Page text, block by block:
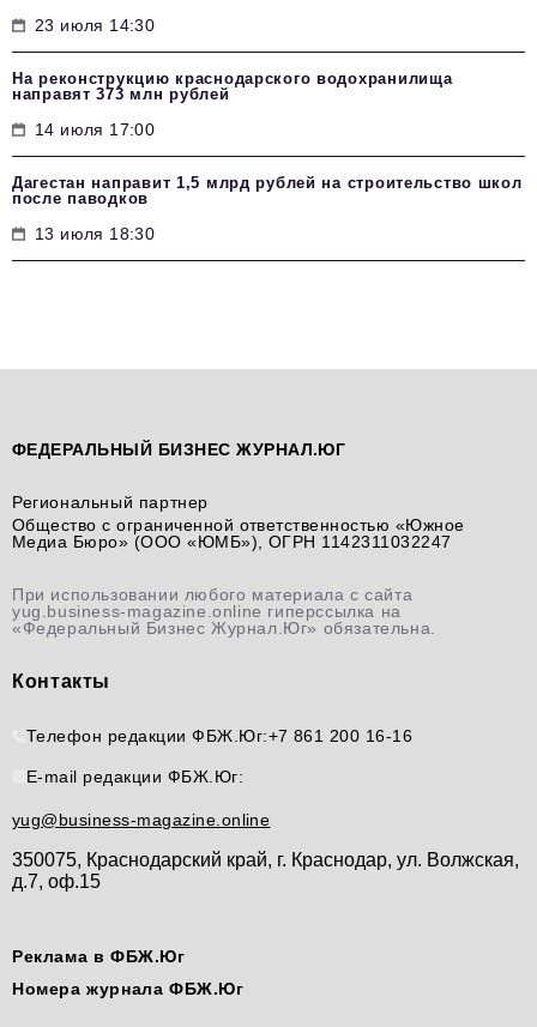
23 июля 14:30
На реконструкцию краснодарского водохранилища
направят 373 млн рублей
14 июля 17:00
Дагестан направит 1,5 млрд рублей на строительство школ
после паводков
13 июля 18:30
ФЕДЕРАЛЬНЫЙ БИЗНЕС ЖУРНАЛ.ЮГ
Региональный партнер
Общество с ограниченной ответственностью «Южное
Медиа Бюро» (ООО «ЮМБ»), ОГРН 1142311032247
При использовании любого материала с сайта
yug.business-magazine.online гиперссылка на
«Федеральный Бизнес Журнал.Юг» обязательна.
Контакты
Телефон редакции ФБЖ.Юг:+7 861 200 16-16
E-mail редакции ФБЖ.Юг:
yug@business-magazine.online
350075, Краснодарский край, г. Краснодар, ул. Волжская,
д.7, оф.15
Реклама в ФБЖ.Юг
Номера журнала ФБЖ.Юг